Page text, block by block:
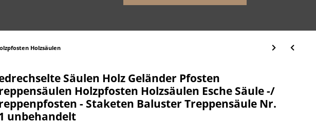
Holzsäulen
Säulen Holz Geländer Pfosten
Holzpfosten Holzsäulen Esche Säule -/
- Staketen Baluster Treppensäule Nr.
unbehandelt